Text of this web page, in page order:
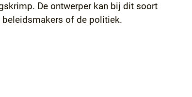
De ontwerper kan bij dit soort
beleidsmakers of de politiek.